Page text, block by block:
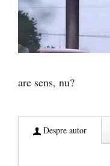
are sens, nu?
Despre autor